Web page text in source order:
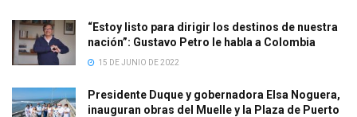
“Estoy listo para dirigir los destinos de nuestra
nación”: Gustavo Petro le habla a Colombia
15 DE JUNIO DE 2022
Presidente Duque y gobernadora Elsa Noguera,
inauguran obras del Muelle y la Plaza de Puerto